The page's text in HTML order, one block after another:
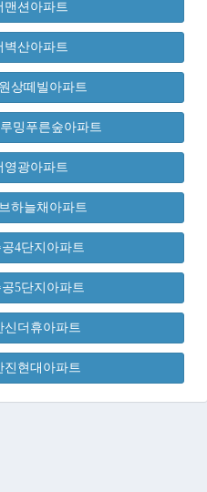
맨션아파트
벽산아파트
상떼빌아파트
밍푸른숲아파트
영광아파트
하늘채아파트
4단지아파트
5단지아파트
신더휴아파트
진현대아파트